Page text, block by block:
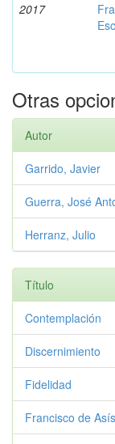
2017
Otras
Autor
Garrido, Javier
Guerra, José
Herranz, Julio
Título
Contemplación
Discernimiento
Fidelidad
Francisco de Asís